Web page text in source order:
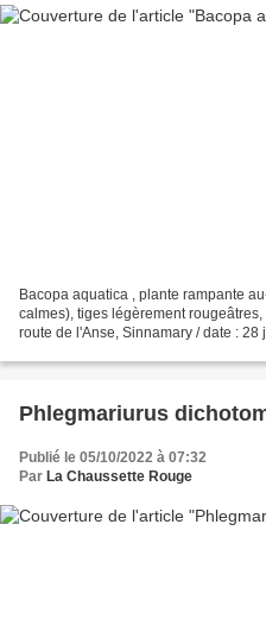
Bacopa aquatica , plante rampante
calmes), tiges légèrement
route de l'Anse, Sinnamary / date : 28
Phlegmariurus
Publié le 05/10/2022 à 07:32
Par La Chaussette Rouge